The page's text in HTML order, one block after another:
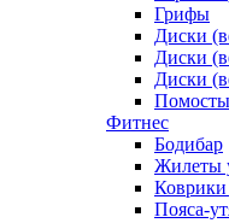
Грифы
Диски
Диски
Диски
Помосты
Фитнес
Бодибар
Жилеты
Коврики
Пояса-